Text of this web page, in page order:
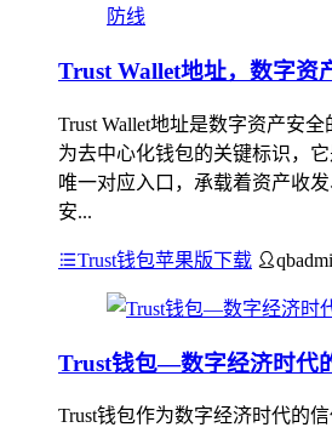
Trust Wallet地址，数字资
Trust Wallet地址是数字资产安
为去中心化钱包的关键标识，
唯一对应入口，承载着资产收
安...
Trust钱包苹果版下载
Trust钱包—数字经济时代
Trust钱包作为数字经济时代的